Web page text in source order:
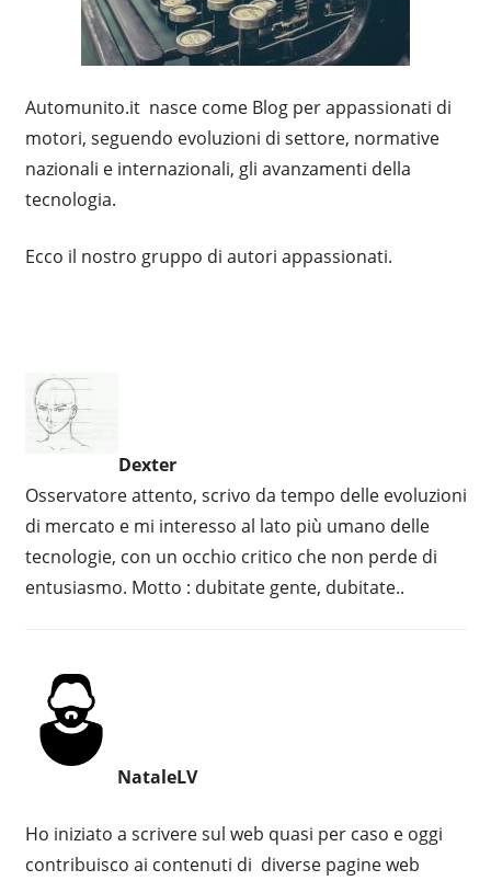
Automunito.it nasce come Blog per appassionati di
motori, seguendo evoluzioni di settore, normative
nazionali e internazionali, gli avanzamenti della
tecnologia.
Ecco il nostro gruppo di autori appassionati.
Dexter
Osservatore attento, scrivo da tempo delle evoluzioni
di mercato e mi interesso al lato più umano delle
tecnologie, con un occhio critico che non perde di
entusiasmo. Motto : dubitate gente, dubitate..
NataleLV
Ho iniziato a scrivere sul web quasi per caso e oggi
contribuisco ai contenuti di diverse pagine web